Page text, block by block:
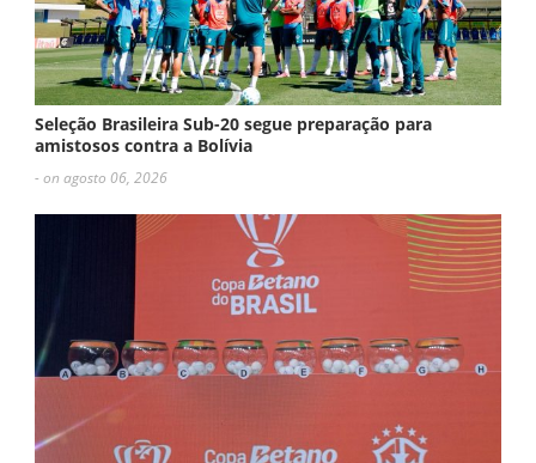
Seleção Brasileira Sub-20 segue preparação para
amistosos contra a Bolívia
- on agosto 06, 2026